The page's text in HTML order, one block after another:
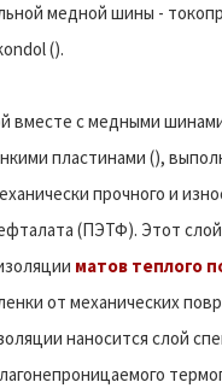
медной шины -
().
вместе с медными
пластинами (),
прочного и
(ПЭТФ). Этот
матов теплого
от механических
наносится слой